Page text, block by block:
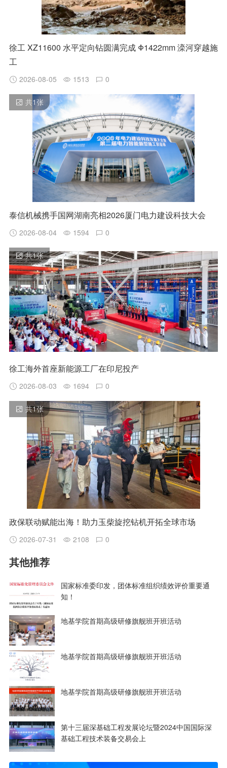
徐工 XZ11600 水平定向钻圆满完成 Φ1422mm 滦河穿越施
工
2026-08-05 1513 0
共1张
泰信机械携手国网湖南亮相2026厦门电力建设科技大会
2026-08-04 1594 0
共1张
徐工海外首座新能源工厂在印尼投产
2026-08-03 1694 0
共1张
政保联动赋能出海！助力玉柴旋挖钻机开拓全球市场
2026-07-31 2108 0
其他推荐
国家标准委印发，团体标准组织绩效评价重要通
知！
地基学院首期高级研修旗舰班开班活动
地基学院首期高级研修旗舰班开班活动
地基学院首期高级研修旗舰班开班活动
第十三届深基础工程发展论坛暨2024中国国际深
基础工程技术装备交易会上